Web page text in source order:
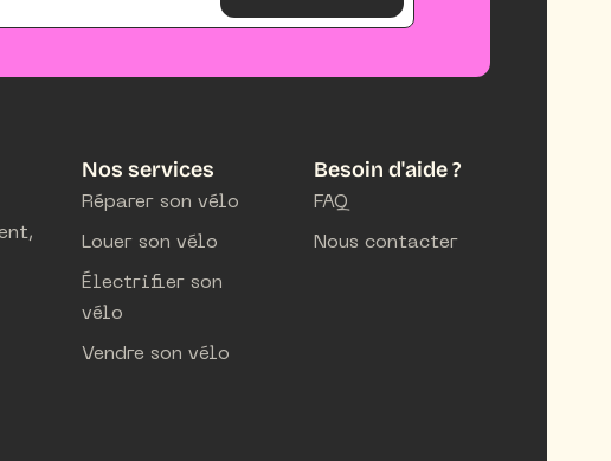
Nos services
Réparer son vélo
Louer son vélo
Électrifier son
vélo
Vendre son vélo
Besoin d'aide ?
FAQ
Nous contacter